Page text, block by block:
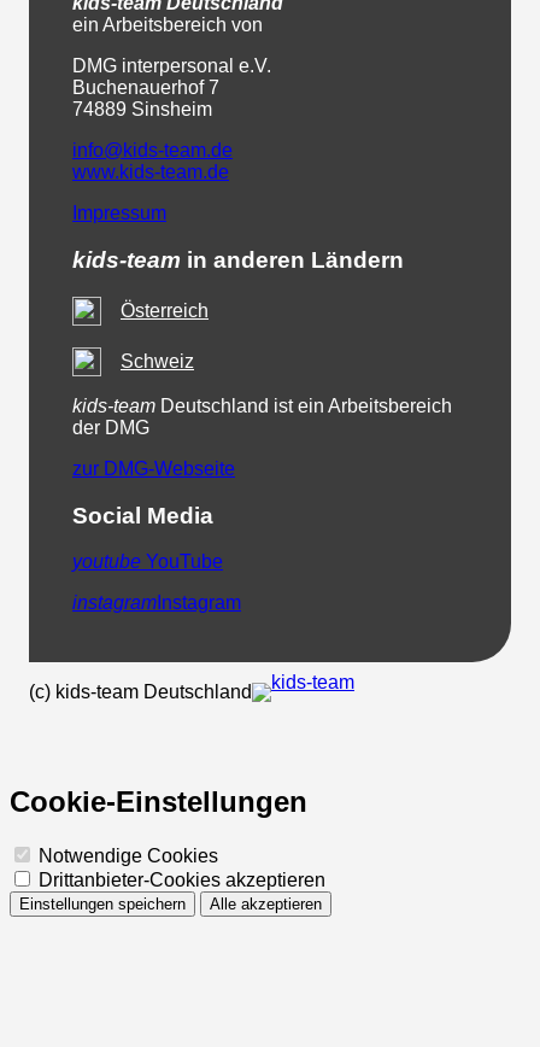
ein Arbeitsbereich von
DMG interpersonal e.V.
Buchenauerhof 7
74889 Sinsheim
info@kids-team.de
www.kids-team.de
Impressum
kids-team in anderen Ländern
Österreich
Schweiz
kids-team Deutschland ist ein Arbeitsbereich
der DMG
zur DMG-Webseite
Social Media
youtube YouTube
instagram Instagram
(c) kids-team Deutschland
Cookie-Einstellungen
Notwendige Cookies
Drittanbieter-Cookies akzeptieren
Einstellungen speichern Alle akzeptieren